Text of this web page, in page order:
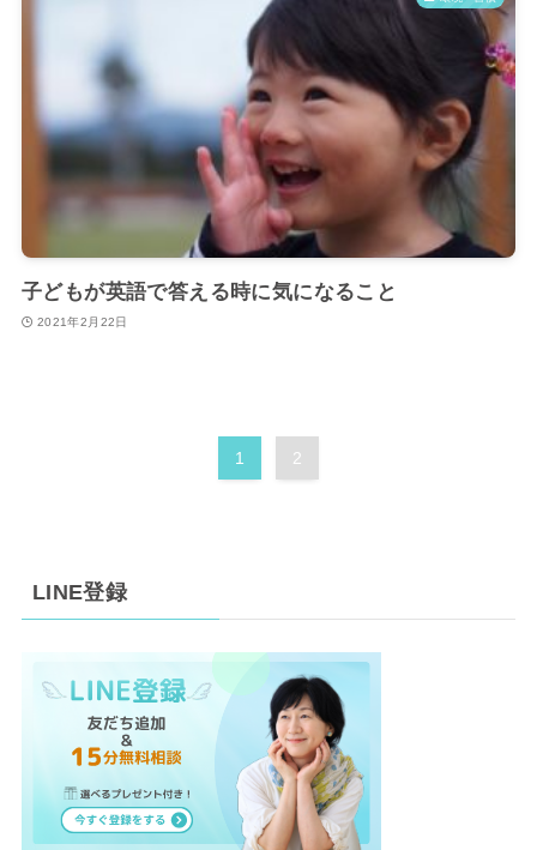
子どもが英語で答える時に気になること
2021年2月22日
1 2
LINE登録